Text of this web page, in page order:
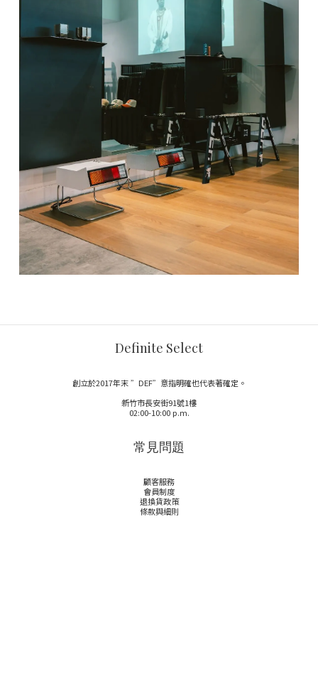
Definite Select
創立於2017年末 ”DEF”意指明確也代表著確定。
新竹市長安街91號1樓
02:00-10:00 p.m.
常見問題
顧客服務
會員制度
退換貨政策
條款與細則